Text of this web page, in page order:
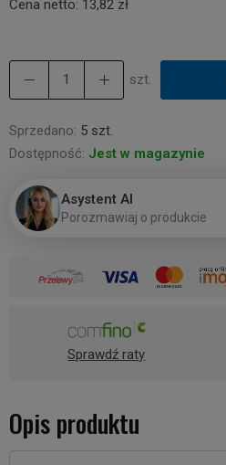
Cena netto: 13,82 zł
szt.
Sprzedano: 5 szt.
Dostępność: Jest w magazynie
Asystent AI
Porozmawiaj o produkcie
Sprawdź raty
Opis produktu